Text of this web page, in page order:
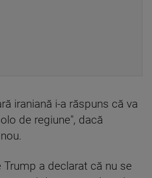
iraniană i-a răspuns că va
de regiune", dacă
Trump a declarat că nu se